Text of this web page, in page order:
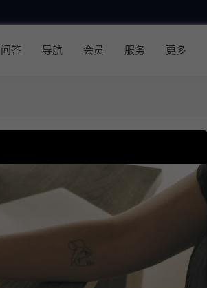
问答 导航 会员 服务 更多